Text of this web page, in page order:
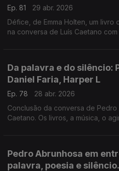
Ep. 81
29 abr. 2026
Défice, de Emma Holten, um livro
na conversa de Luís Caetano
Da palavra e do silêncio:
Daniel Faria, Harper L
Ep. 78
28 abr. 2026
Conclusão da conversa de Pedro
Caetano. Os livros, a música, o
Pedro Abrunhosa em
palavra, poesia e silêncio.